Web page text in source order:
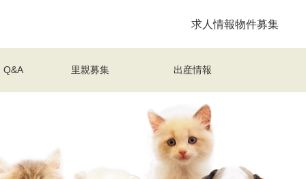
求人情報物件募集
Q&A 里親募集 出産情報